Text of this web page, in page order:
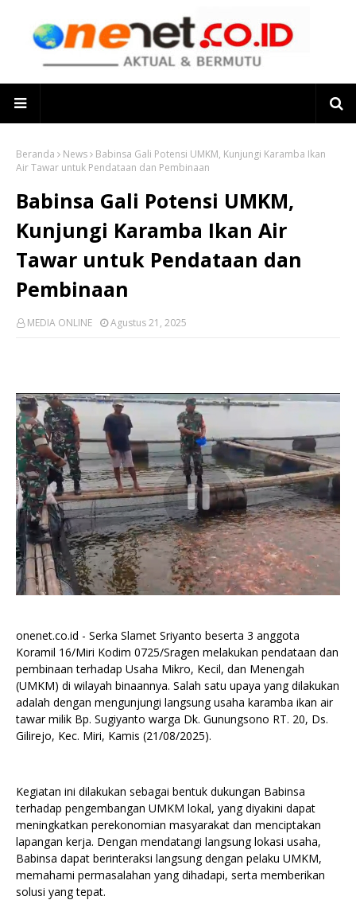
Beranda News
Babinsa Gali Potensi UMKM, Kunjungi Karamba Ikan
Air Tawar untuk Pendataan dan Pembinaan
Babinsa Gali Potensi UMKM,
Kunjungi Karamba Ikan Air
Tawar untuk Pendataan dan
Pembinaan
MEDIA ONLINE Agustus 21, 2025
onenet.co.id - Serka Slamet Sriyanto beserta 3 anggota
Koramil 16/Miri Kodim 0725/Sragen melakukan pendataan dan
pembinaan terhadap Usaha Mikro, Kecil, dan Menengah
(UMKM) di wilayah binaannya. Salah satu upaya yang dilakukan
adalah dengan mengunjungi langsung usaha karamba ikan air
tawar milik Bp. Sugiyanto warga Dk. Gunungsono RT. 20, Ds.
Gilirejo, Kec. Miri, Kamis (21/08/2025).
Kegiatan ini dilakukan sebagai bentuk dukungan Babinsa
terhadap pengembangan UMKM lokal, yang diyakini dapat
meningkatkan perekonomian masyarakat dan menciptakan
lapangan kerja. Dengan mendatangi langsung lokasi usaha,
Babinsa dapat berinteraksi langsung dengan pelaku UMKM,
memahami permasalahan yang dihadapi, serta memberikan
solusi yang tepat.